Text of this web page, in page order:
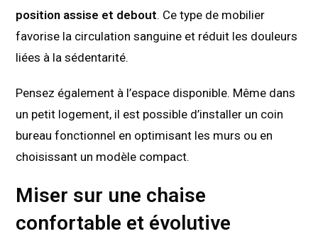
position assise et debout. Ce type de mobilier
favorise la circulation sanguine et réduit les douleurs
liées à la sédentarité.
Pensez également à l’espace disponible. Même dans
un petit logement, il est possible d’installer un coin
bureau fonctionnel en optimisant les murs ou en
choisissant un modèle compact.
Miser sur une chaise
confortable et évolutive